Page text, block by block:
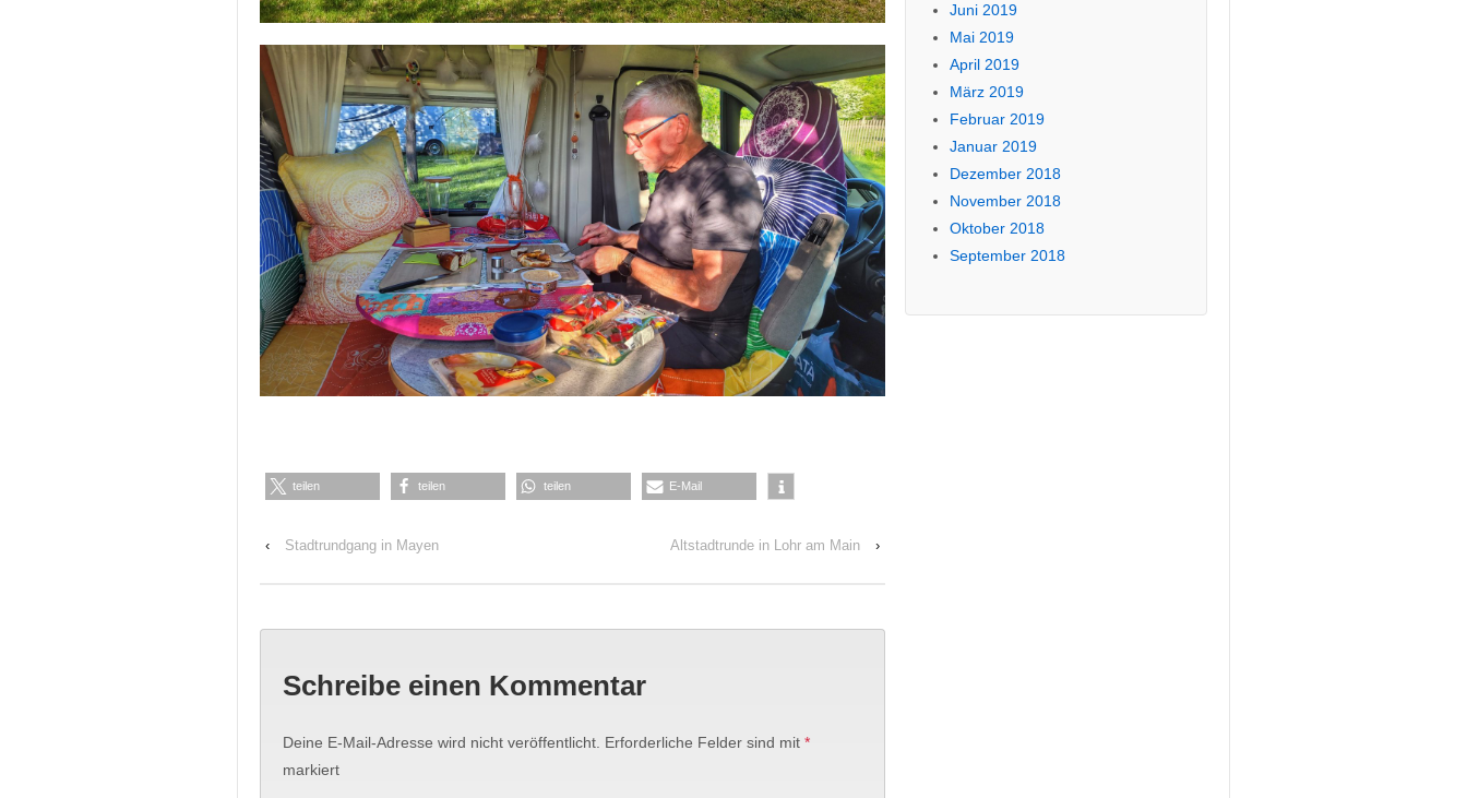
teilen teilen teilen E-Mail
‹ Stadtrundgang in Mayen Altstadtrunde in Lohr am Main ›
Schreibe einen Kommentar
Deine E-Mail-Adresse wird nicht veröffentlicht. Erforderliche Felder sind mit *
markiert
Juni 2019
Mai 2019
April 2019
März 2019
Februar 2019
Januar 2019
Dezember 2018
November 2018
Oktober 2018
September 2018